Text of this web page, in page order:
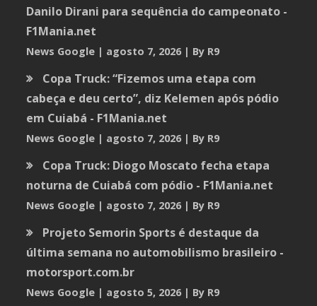
Danilo Dirani para sequência do campeonato -
F1Mania.net
News Google agosto 7, 2026 By R9
Copa Truck: “Fizemos uma etapa com
cabeça e deu certo”, diz Kelemen após pódio
em Cuiabá - F1Mania.net
News Google agosto 7, 2026 By R9
Copa Truck: Diogo Moscato fecha etapa
noturna de Cuiabá com pódio - F1Mania.net
News Google agosto 7, 2026 By R9
Projeto Semorin Sports é destaque da
última semana no automobilismo brasileiro -
motorsport.com.br
News Google agosto 5, 2026 By R9